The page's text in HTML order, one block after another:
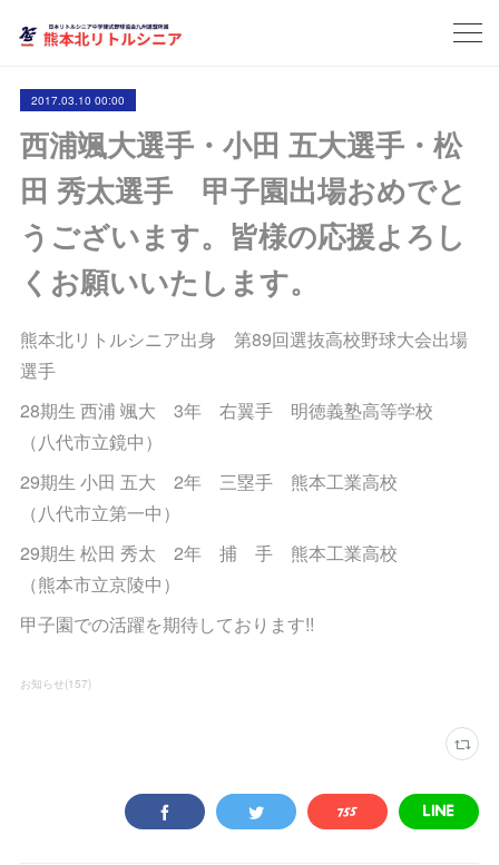
2017.03.10 00:00
西浦颯大選手・小田 五大選手・松
田 秀太選手 甲子園出場おめでと
うございます。皆様の応援よろし
くお願いいたします。
熊本北リトルシニア出身 第89回選抜高校野球大会出場
選手
28期生 西浦 颯大 3年 右翼手 明徳義塾高等学校
（八代市立鏡中）
29期生 小田 五大 2年 三塁手 熊本工業高校
（八代市立第一中）
29期生 松田 秀太 2年 捕 手 熊本工業高校
（熊本市立京陵中）
甲子園での活躍を期待しております!!
お知らせ(157)